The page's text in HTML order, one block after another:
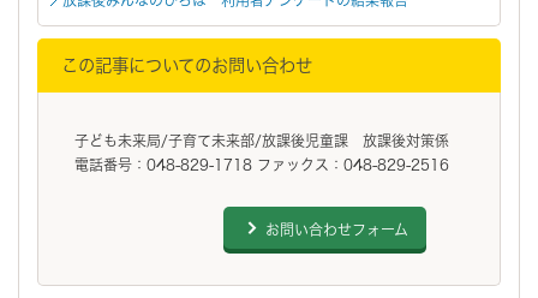
この記事についてのお問い合わせ
子ども未来局/子育て未来部/放課後児童課 放課後対策係
電話番号：048-829-1718 ファックス：048-829-2516
お問い合わせフォーム